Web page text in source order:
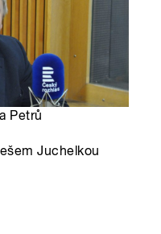
Petrů
Juchelkou